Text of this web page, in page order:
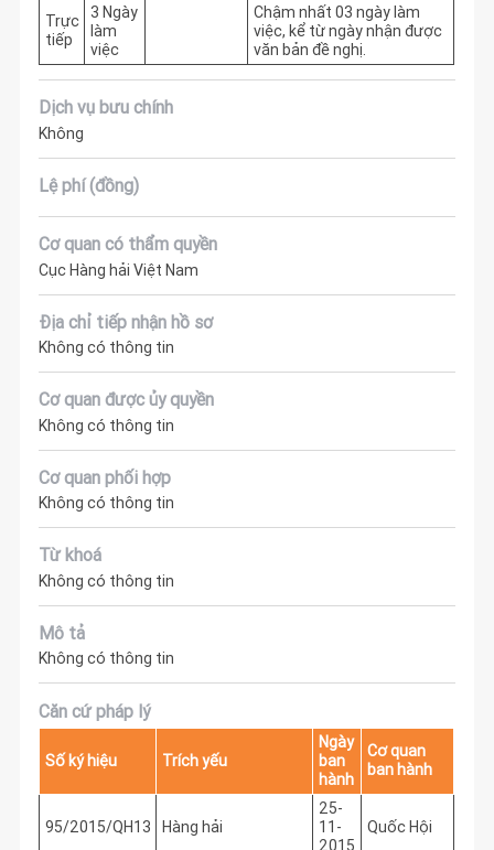
Trực
tiếp
3 Ngày
làm
việc
Chậm nhất 03 ngày làm
việc, kể từ ngày nhận được
văn bản đề nghị.
Dịch vụ bưu chính
Không
Lệ phí (đồng)
Cơ quan có thẩm quyền
Cục Hàng hải Việt Nam
Địa chỉ tiếp nhận hồ sơ
Không có thông tin
Cơ quan được ủy quyền
Không có thông tin
Cơ quan phối hợp
Không có thông tin
Từ khoá
Không có thông tin
Mô tả
Không có thông tin
Căn cứ pháp lý
Số ký hiệu Trích yếu
Ngày
ban
hành
Cơ quan
ban hành
95/2015/QH13 Hàng hải
25-
11-
2015
Quốc Hội